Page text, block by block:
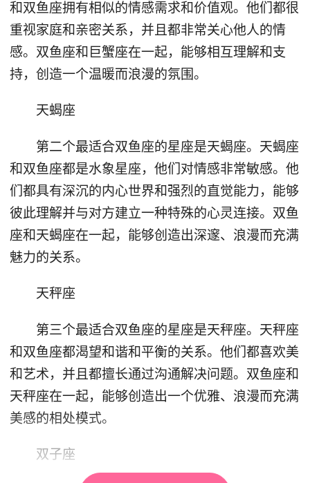
和双鱼座拥有相似的情感需求和价值观。他们都很
重视家庭和亲密关系，并且都非常关心他人的情
感。双鱼座和巨蟹座在一起，能够相互理解和支
持，创造一个温暖而浪漫的氛围。
天蝎座
第二个最适合双鱼座的星座是天蝎座。天蝎座
和双鱼座都是水象星座，他们对情感非常敏感。他
们都具有深沉的内心世界和强烈的直觉能力，能够
彼此理解并与对方建立一种特殊的心灵连接。双鱼
座和天蝎座在一起，能够创造出深邃、浪漫而充满
魅力的关系。
天秤座
第三个最适合双鱼座的星座是天秤座。天秤座
和双鱼座都渴望和谐和平衡的关系。他们都喜欢美
和艺术，并且都擅长通过沟通解决问题。双鱼座和
天秤座在一起，能够创造出一个优雅、浪漫而充满
美感的相处模式。
双子座